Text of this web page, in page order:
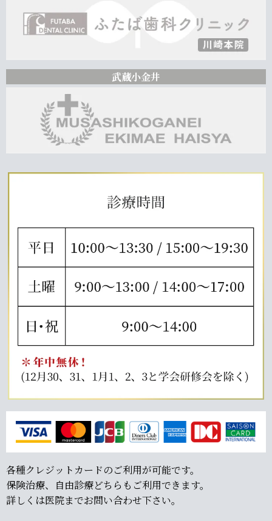
武蔵小金井
各種クレジットカードのご利用が可能です。
保険治療、自由診療どちらもご利用できます。
詳しくは医院までお問い合わせ下さい。